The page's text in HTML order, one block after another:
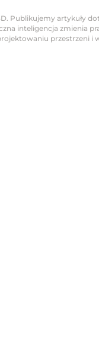
Publikujemy artykuły
inteligencja zmienia
przestrzeni i